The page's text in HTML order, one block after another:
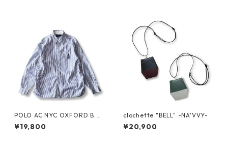
POLO AC NYC OXFORD B.D.
SHIRT by Polo Ralph Lauren
¥19,800
clochette "BELL" -NA'VVY-
¥20,900